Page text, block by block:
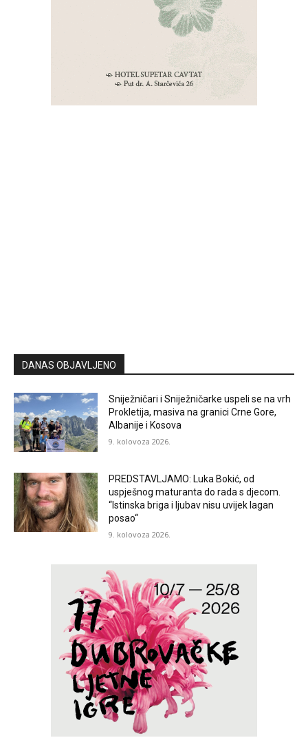
DANAS OBJAVLJENO
Sniježničari i Sniježničarke uspeli se na vrh
Prokletija, masiva na granici Crne Gore,
Albanije i Kosova
9. kolovoza 2026.
PREDSTAVLJAMO: Luka Bokić, od
uspješnog maturanta do rada s djecom.
“Istinska briga i ljubav nisu uvijek lagan
posao“
9. kolovoza 2026.